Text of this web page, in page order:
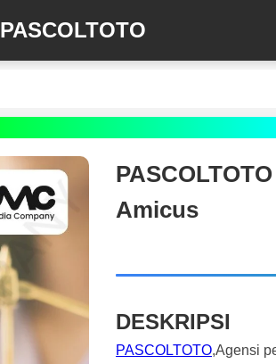
PASCOLTOTO
Amicus
DESKRIPSI
PASCOLTOTO,Agensi